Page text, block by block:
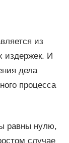
из
издержек. И
дела
процесса
равны нулю,
случае